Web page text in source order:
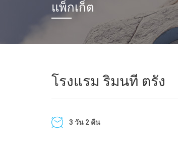
แพ็กเก็ต
โรงแรม ริมนที ตรัง
3 วัน 2 คืน